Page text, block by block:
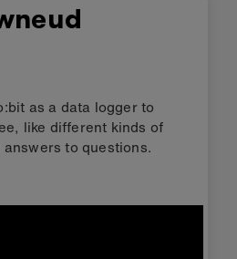
as a data logger to
like different kinds of
to questions.